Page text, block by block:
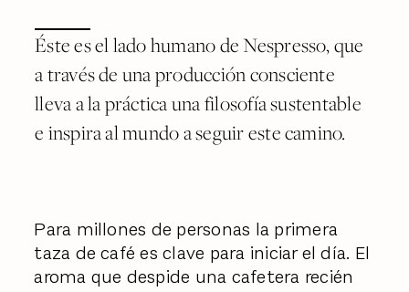
Éste es el lado humano de Nespresso, que
a través de una producción consciente
lleva a la práctica una filosofía sustentable
e inspira al mundo a seguir este camino.
Para millones de personas la primera
taza de café es clave para iniciar el día. El
aroma que despide una cafetera recién